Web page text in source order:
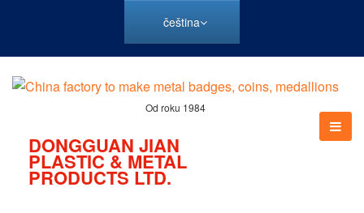
čeština
Od roku 1984
DONGGUAN JIAN
PLASTIC & METAL
PRODUCTS LTD.